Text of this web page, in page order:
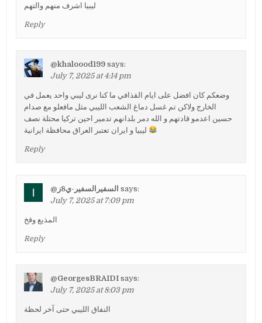
ليبيا اشرف منهم والتهم
Reply
@khaloood199 says:
July 7, 2025 at 4:14 pm
وضعكم كان افضل على ايام القذافي ما كنا نرى ليبي واحد يعمل في
الخارج ولاكن تم غسل دماغ الشعب الليبي مثل مافعلو مع صدام
حسين اعدمو قادتهم و الله دمر بلدانهم تدمير احين تركيا محتلة نصف
Reply
@السفيرالسفير-ي8ز says:
July 7, 2025 at 7:09 pm
المذيع وقخ
Reply
@GeorgesBRAIDI says:
July 7, 2025 at 8:03 pm
النفاق الليبي حتى آخر لحظة